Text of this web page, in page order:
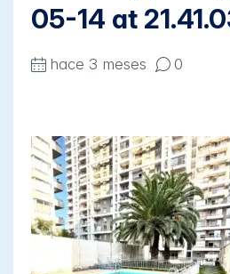
05-14 at
hace 3 meses 0